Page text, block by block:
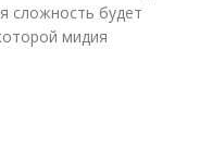
сложность будет
мидия